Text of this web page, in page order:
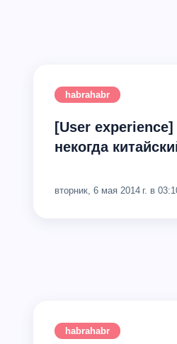
habrahabr
[User experience] Jiayu G4 —
некогда
вторник, 6 мая 2014 г. в
habrahabr